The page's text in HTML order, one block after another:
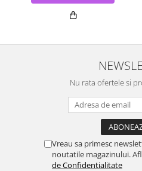
Nu rata ofertele si
Vreau sa primesc
noutatile magazinului.
de Confidentialitate